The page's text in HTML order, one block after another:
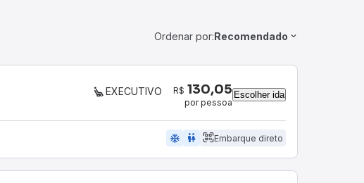
Ordenar por:Recomendado
EXECUTIVO R$ 130,05
por pessoa
Escolher ida
ac_unit wc Embarque direto